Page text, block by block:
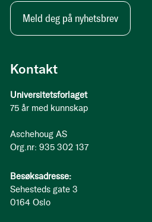
Kontakt
Universitetsforlaget
75 år med kunnskap
Aschehoug AS
Org.nr: 935 302 137
Besøksadresse:
Sehesteds gate 3
0164 Oslo
Meld deg på nyhetsbrev